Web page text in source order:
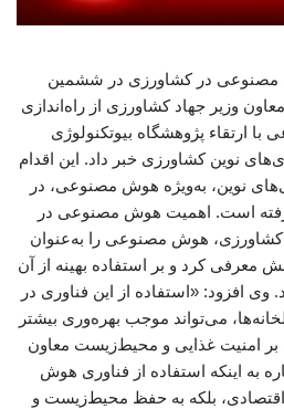
در کشاورزی در ششمین
وزیر جهاد کشاورزی از راه‌اندازی
ارتقاء پژوهشگاه بیوتکنولوژی
نوین کشاورزی خبر داد. این اقدام
نوین، به‌ویژه هوش مصنوعی، در
است. اهمیت هوش مصنوعی در
کشاورزی، هوش مصنوعی را به‌عنوان
معرفی کرد و بر استفاده بهینه از آن
افزود: «استفاده از این فناوری در
می‌تواند موجب بهره‌وری بیشتر
امنیت غذایی و محیط‌زیست معاون
به اینکه استفاده از فناوری هوش
بلکه به حفظ محیط‌زیست و